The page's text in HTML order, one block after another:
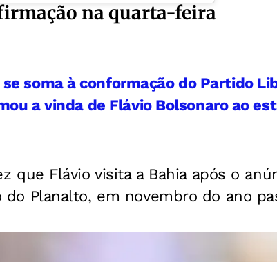
na quarta-feira
se soma à conformação do Partido
a vinda de Flávio Bolsonaro ao
que Flávio visita a Bahia após o
do Planalto, em novembro do ano